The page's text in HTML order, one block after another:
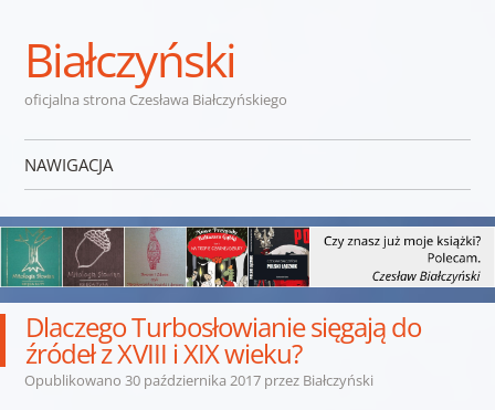
Białczyński
oficjalna strona Czesława Białczyńskiego
NAWIGACJA
Dlaczego Turbosłowianie sięgają do
źródeł z XVIII i XIX wieku?
Opublikowano 30 października 2017przez Białczyński